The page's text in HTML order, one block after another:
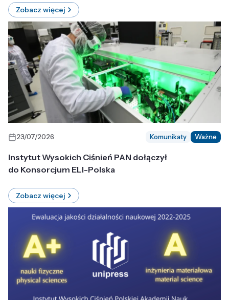
Zobacz więcej
23/07/2026 Komunikaty Ważne
Instytut Wysokich Ciśnień PAN dołączył
do Konsorcjum ELI-Polska
Zobacz więcej